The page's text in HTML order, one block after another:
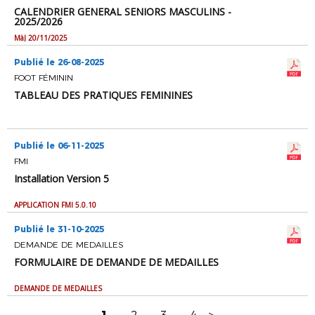
CALENDRIER GENERAL SENIORS MASCULINS -
2025/2026
MàJ 20/11/2025
Publié le 26-08-2025
FOOT FÉMININ
TABLEAU DES PRATIQUES FEMININES
Publié le 06-11-2025
FMI
Installation Version 5
APPLICATION FMI 5.0.10
Publié le 31-10-2025
DEMANDE DE MEDAILLES
FORMULAIRE DE DEMANDE DE MEDAILLES
DEMANDE DE MEDAILLES